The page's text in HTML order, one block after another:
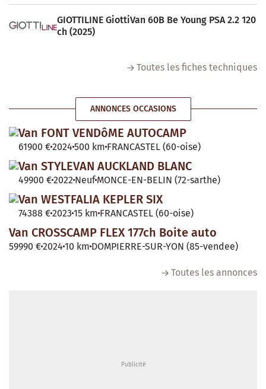
GIOTTILINE GiottiVan 60B Be Young PSA 2.2 120
ch (2025)
Toutes les fiches techniques
ANNONCES OCCASIONS
Van FONT VENDôME AUTOCAMP
61900 €2024 500 km FRANCASTEL (60-oise)
Van STYLEVAN AUCKLAND BLANC
49900 €2022 Neuf MONCE-EN-BELIN (72-sarthe)
Van WESTFALIA KEPLER SIX
74388 €2023 15 km FRANCASTEL (60-oise)
Van CROSSCAMP FLEX 177ch Boite auto
59990 €2024 10 km DOMPIERRE-SUR-YON (85-vendee)
Toutes les annonces